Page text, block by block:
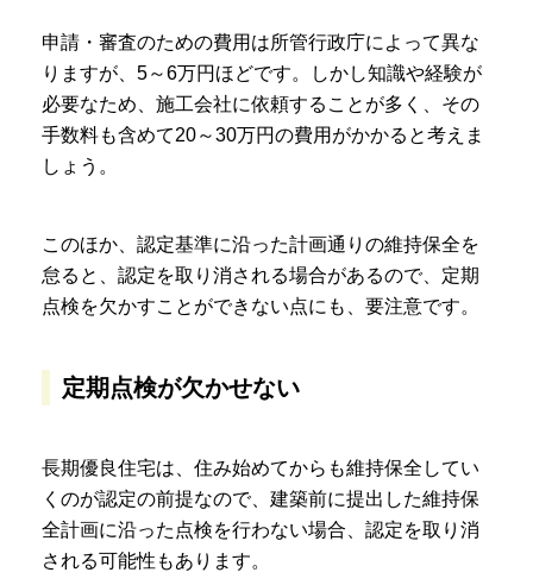
申請・審査のための費用は所管行政庁によって異な
りますが、5～6万円ほどです。しかし知識や経験が
必要なため、施工会社に依頼することが多く、その
手数料も含めて20～30万円の費用がかかると考えま
しょう。
このほか、認定基準に沿った計画通りの維持保全を
怠ると、認定を取り消される場合があるので、定期
点検を欠かすことができない点にも、要注意です。
定期点検が欠かせない
長期優良住宅は、住み始めてからも維持保全してい
くのが認定の前提なので、建築前に提出した維持保
全計画に沿った点検を行わない場合、認定を取り消
される可能性もあります。